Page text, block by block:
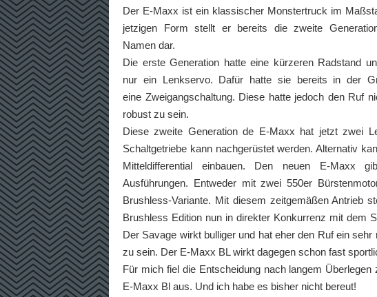
Der E-Maxx ist ein klassischer Monstertruck im
jetzigen Form stellt er bereits die zweite
Namen dar.
Die erste Generation hatte eine kürzeren Radstand
nur ein Lenkservo. Dafür hatte sie bereits in der
eine Zweigangschaltung. Diese hatte jedoch den Ruf
robust zu sein.
Diese zweite Generation de E-Maxx hat jetzt zwei
Schaltgetriebe kann nachgerüstet werden. Alternativ
Mitteldifferential einbauen. Den neuen E-Maxx
Ausführungen. Entweder mit zwei 550er
Brushless-Variante. Mit diesem zeitgemäßen Antrieb
Brushless Edition nun in direkter Konkurrenz mit dem
Der Savage wirkt bulliger und hat eher den Ruf ein sehr
zu sein. Der E-Maxx BL wirkt dagegen schon fast
Für mich fiel die Entscheidung nach langem Überlegen
E-Maxx Bl aus. Und ich habe es bisher nicht bereut!